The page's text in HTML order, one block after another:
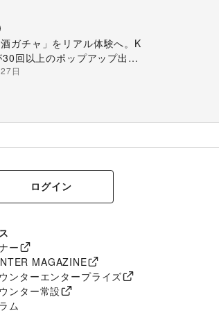
ガチャ」をリアル体験へ。K
回以上のポップアップ出店
しいお酒との出会い”
日
ログイン
ー
MAGAZINE
ンターエンタープライズ
ンター常設
ム